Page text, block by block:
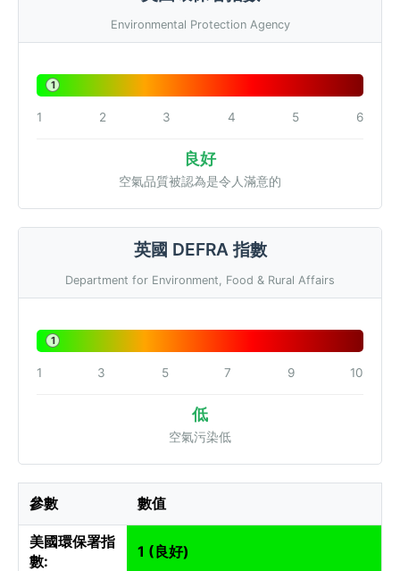
Environmental Protection Agency
1
1 2 3 4 5 6
良好
空氣品質被認為是令人滿意的
英國 DEFRA 指數
Department for Environment, Food & Rural Affairs
1
1 3 5 7 9 10
低
空氣污染低
參數 數值
美國環保署指
數:
1 (良好)